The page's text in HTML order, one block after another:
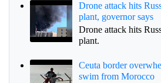
Drone attack hits
plant, governor says
Drone attack hits
plant.
Ceuta border
swim from Morocco